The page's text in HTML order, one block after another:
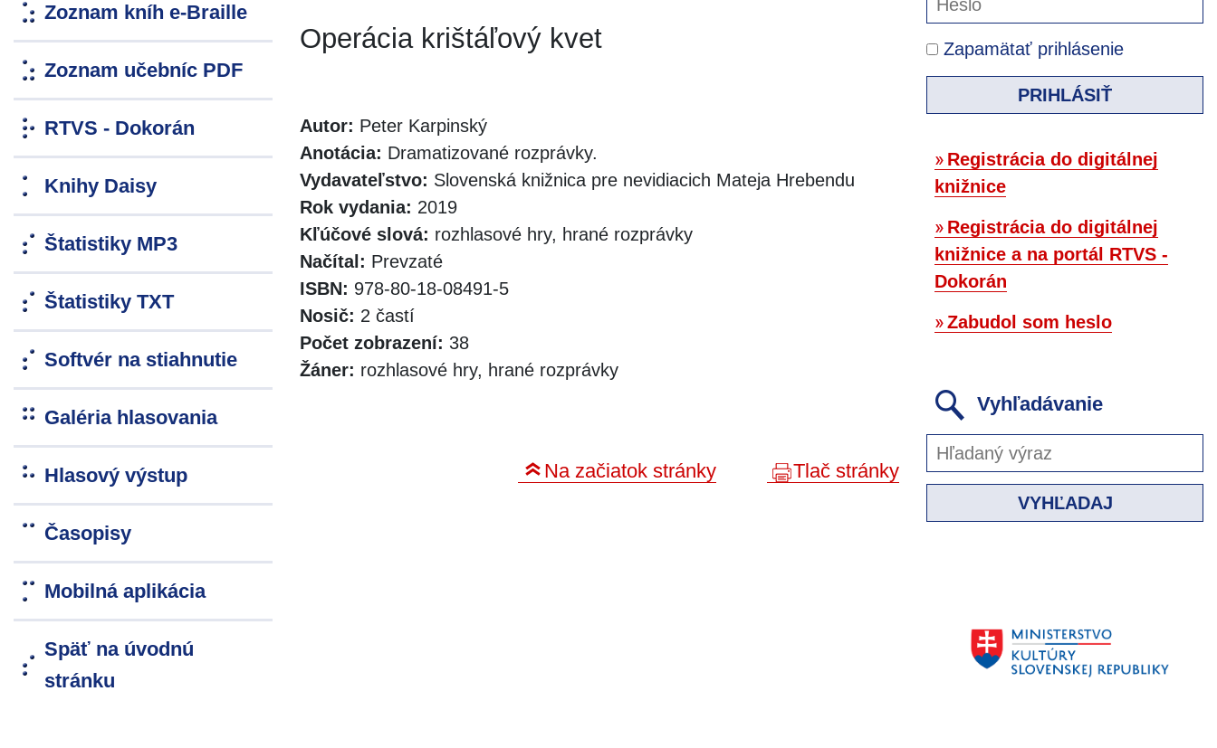
Zoznam kníh e-Braille
Zoznam učebníc PDF
RTVS - Dokorán
Knihy Daisy
Štatistiky MP3
Štatistiky TXT
Softvér na stiahnutie
Galéria hlasovania
Hlasový výstup
Časopisy
Mobilná aplikácia
Späť na úvodnú
stránku
Operácia krištáľový kvet
Autor: Peter Karpinský
Anotácia: Dramatizované rozprávky.
Vydavateľstvo: Slovenská knižnica pre nevidiacich Mateja Hrebendu
Rok vydania: 2019
Kľúčové slová: rozhlasové hry, hrané rozprávky
Načítal: Prevzaté
ISBN: 978-80-18-08491-5
Nosič: 2 častí
Počet zobrazení: 38
Žáner: rozhlasové hry, hrané rozprávky
Na začiatok stránky Tlač stránky
Zapamätať prihlásenie
PRIHLÁSIŤ
Registrácia do digitálnej
knižnice
Registrácia do digitálnej
knižnice a na portál RTVS -
Dokorán
Zabudol som heslo
Vyhľadávanie
VYHĽADAJ